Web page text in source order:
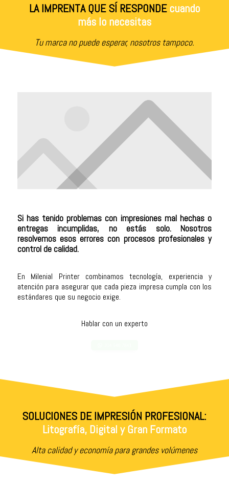
LA IMPRENTA QUE SÍ RESPONDEcuando
más lo necesitas
Tu marca no puede esperar, nosotros tampoco.
Si has tenido problemas con impresiones mal hechas o
entregas incumplidas, no estás solo. Nosotros
resolvemos esos errores con procesos profesionales y
control de calidad.
En Milenial Printer combinamos tecnología, experiencia y
atención para asegurar que cada pieza impresa cumpla con los
estándares que su negocio exige.
Hablar con un experto
SOLUCIONES DE IMPRESIÓN PROFESIONAL:
Litografía, Digital y Gran Formato
Alta calidad y economía para grandes volúmenes